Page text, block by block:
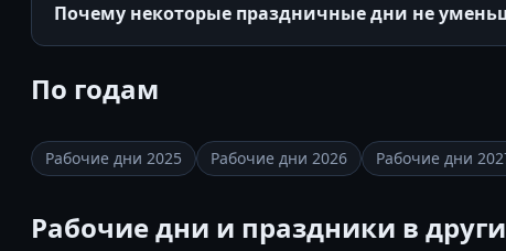
Почему некоторые праздничные дни не
По годам
Рабочие дни 2025 Рабочие дни 2026 Рабочие дни
Рабочие дни и праздники в